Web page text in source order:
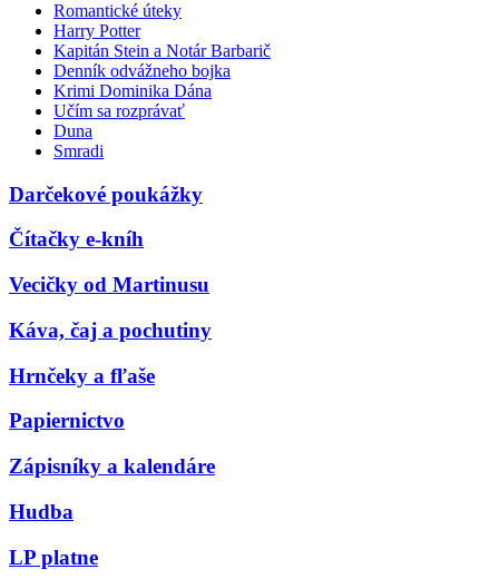
Romantické úteky
Harry Potter
Kapitán Stein a Notár Barbarič
Denník odvážneho bojka
Krimi Dominika Dána
Učím sa rozprávať
Duna
Smradi
Darčekové poukážky
Čítačky e-kníh
Vecičky od Martinusu
Káva, čaj a pochutiny
Hrnčeky a fľaše
Papiernictvo
Zápisníky a kalendáre
Hudba
LP platne